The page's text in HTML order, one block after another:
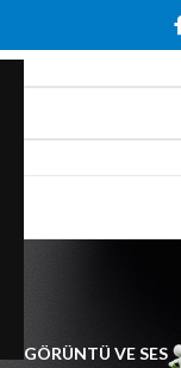
GÖRÜNTÜ VE SES